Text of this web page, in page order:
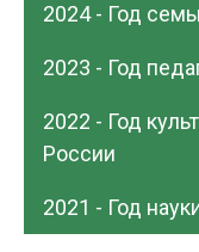
2024 - Год
2023 - Год
2022 - Год
России
2021 - Год